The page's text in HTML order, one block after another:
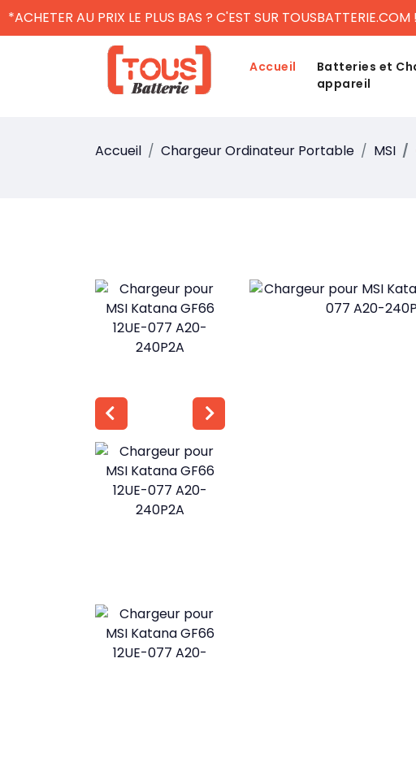
*ACHETER AU PRIX LE PLUS BAS ? C'EST SUR TOUSBATTERIE.COM !
Accueil
Batteries et
appareil
Accueil Chargeur Ordinateur Portable MSI